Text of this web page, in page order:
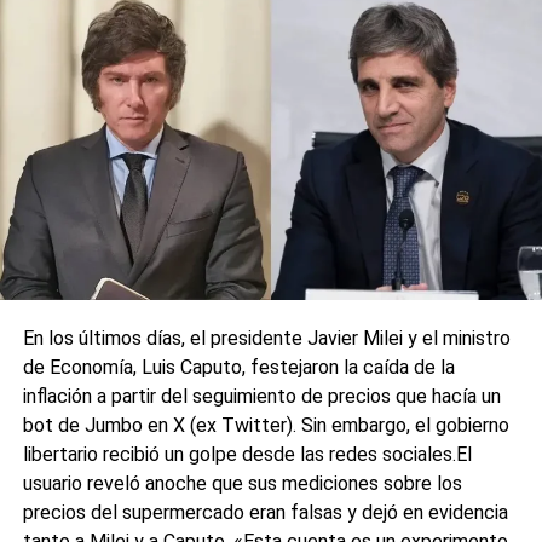
La denuncia fue presentada ante la Justicia por Antonio
Salinas, presidente del espacio político Ciudad Futura, uno
de los partidos que integra la alianza de Fuerza Patria en
Santa Fe, y coincide con acusaciones similares
“impulsadas por los oficialismos” desde 2023 con
cartelería falsa instalada en la vía pública.
0
En los últimos días, el presidente Javier Milei y el ministro
de Economía, Luis Caputo, festejaron la caída de la
inflación a partir del seguimiento de precios que hacía un
bot de Jumbo en X (ex Twitter). Sin embargo, el gobierno
libertario recibió un golpe desde las redes sociales.El
usuario reveló anoche que sus mediciones sobre los
precios del supermercado eran falsas y dejó en evidencia